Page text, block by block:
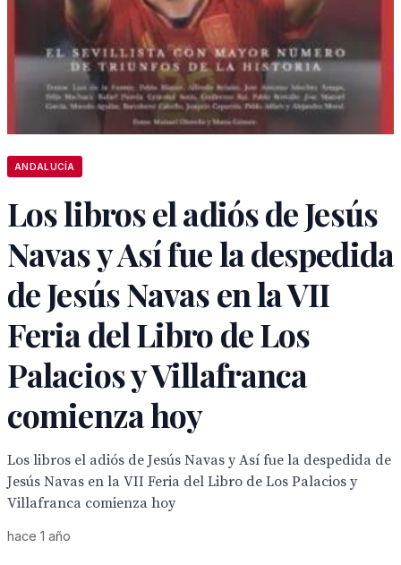
ANDALUCÍA
Los libros el adiós de Jesús
Navas y Así fue la despedida
de Jesús Navas en la VII
Feria del Libro de Los
Palacios y Villafranca
comienza hoy
Los libros el adiós de Jesús Navas y Así fue la despedida de
Jesús Navas en la VII Feria del Libro de Los Palacios y
Villafranca comienza hoy
hace 1 año